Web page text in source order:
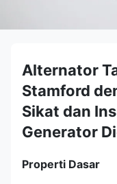
Alternator
Stamford
Sikat dan
Generator
Properti Dasar